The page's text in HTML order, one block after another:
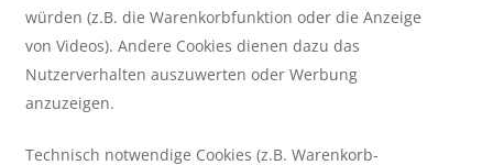
würden (z.B. die Warenkorbfunktion oder die Anzeige
von Videos). Andere Cookies dienen dazu das
Nutzerverhalten auszuwerten oder Werbung
anzuzeigen.
Technisch notwendige Cookies (z.B. Warenkorb-